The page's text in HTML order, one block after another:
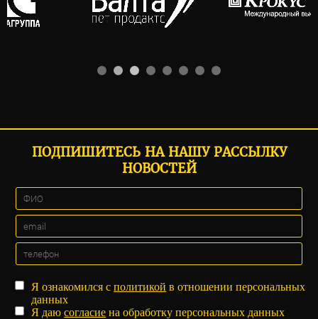
ПОДПИШИТЕСЬ НА НАШУ РАССЫЛКУ
НОВОСТЕЙ
Я ознакомился сполитикой в отношении персональных
данных
Я даюсогласие на обработку персональных данных